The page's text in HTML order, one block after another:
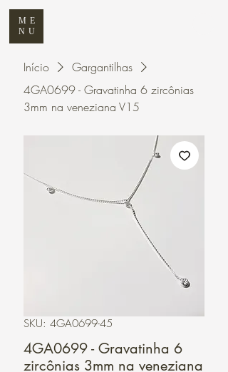
ME
NU
Início
Gargantilhas
4GA0699 - Gravatinha 6 zircônias
3mm na veneziana V15
SKU: 4GA0699-45
4GA0699 - Gravatinha 6
zircônias 3mm na veneziana